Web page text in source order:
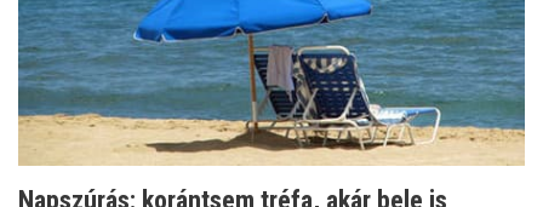
Napszúrás: korántsem tréfa, akár bele is